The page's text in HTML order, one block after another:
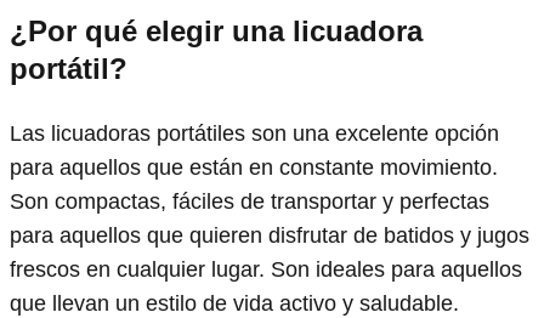
¿Por qué elegir una licuadora
portátil?
Las licuadoras portátiles son una excelente opción
para aquellos que están en constante movimiento.
Son compactas, fáciles de transportar y perfectas
para aquellos que quieren disfrutar de batidos y jugos
frescos en cualquier lugar. Son ideales para aquellos
que llevan un estilo de vida activo y saludable.